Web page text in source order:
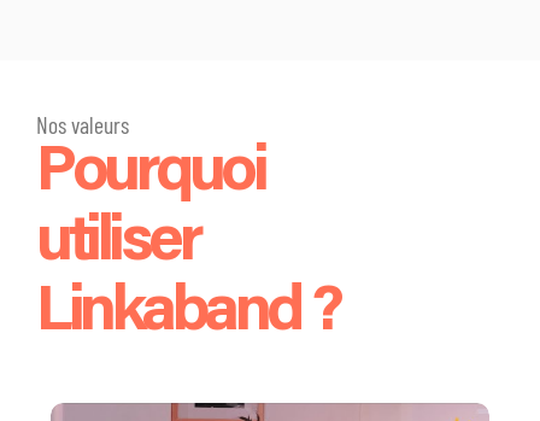
Nos valeurs
Pourquoi
utiliser
Linkaband ?